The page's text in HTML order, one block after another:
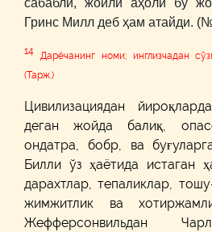
сабабли, жойли аҳоли бу
Гринс Милл деб ҳам атайди.
14 Дарёчанинг номи; инглизчадан
(Тарж.)
Цивилизациядан
деган жойда балиқ,
ондатра, бобр, ва
Билли ўз ҳаётида истаган
дарахтлар, тепаликлар,
жимжитлик ва
Жефферсонвильдан